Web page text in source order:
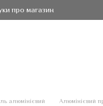
про магазин
алюмінієвий Алюмінієвий